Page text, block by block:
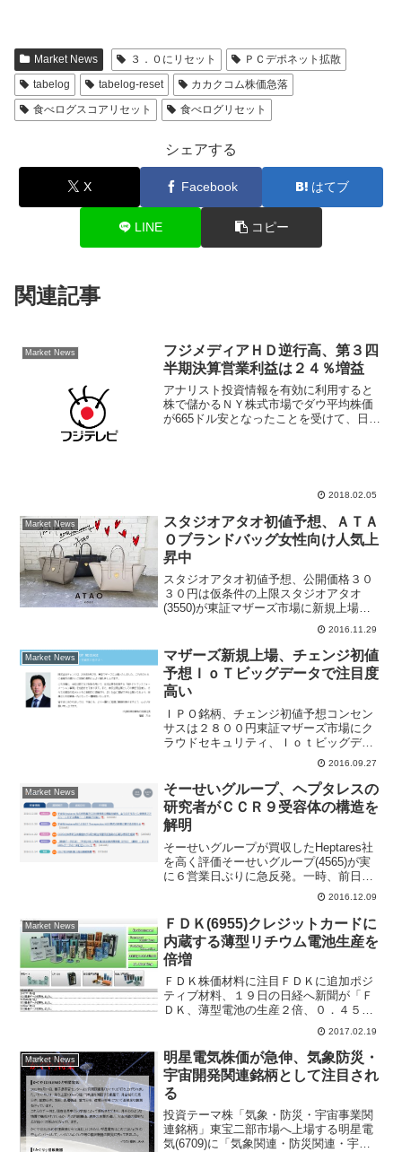
Market News ３．０にリセット
ＰＣデポネット拡散
tabelog
tabelog-reset
カカクコム株価急落
食べログスコアリセット
食べログリセット
シェアする
X Facebook はてブ
LINE コピー
関連記事
Market News
フジメディアＨＤ逆行高、第３四
半期決算営業利益は２４％増益
アナリスト投資情報を有効に利用すると
株で儲かるＮＹ株式市場でダウ平均株価
が665ドル安となったことを受けて、日本
2018.02.05
Market News
スタジオアタオ初値予想、ＡＴＡ
Ｏブランドバッグ女性向け人気上
昇中
スタジオアタオ初値予想、公開価格３０
３０円は仮条件の上限スタジオアタオ
(3550)が東証マザーズ市場に新規上場す
る、ＩＰＯ銘柄は１１月２９日に３社あ
り、スタジオアタオ、ＪＭＣ(5704)、エ
ルテス(3967)といずれも初値予想は好調
なスター...
2016.11.29
Market News
マザーズ新規上場、チェンジ初値
予想ＩｏＴビッグデータで注目度
高い
ＩＰＯ銘柄、チェンジ初値予想コンセン
サスは２８００円東証マザーズ市場にク
ラウドセキュリティ、Ｉｏｔビッグデー
タ、モビリティなどのＩＴサービスを提
供するチェンジ(3962)が新規上場する。
９月２７日はチェンジ、シルバーエッ
グ・テクノロジー(3...
2016.09.27
Market News
そーせいグループ、ヘプタレスの
研究者がＣＣＲ９受容体の構造を
解明
そーせいグループが買収したHeptares社
を高く評価そーせいグループ(4565)が実
に６営業日ぶりに急反発。一時、前日比
７８０円（6.2％）高の１万３２７０円ま
で買われている。同社は８日付で、ケモ
カイン受容体ファミリーの一種であるＣ
ＣＲ９...
2016.12.09
Market News
ＦＤＫ(6955)クレジットカードに
内蔵する薄型リチウム電池生産を
倍増
ＦＤＫ株価材料に注目ＦＤＫに追加ポジ
ティブ材料、１９日の日経へ新聞が「Ｆ
ＤＫ、薄型電池の生産２倍、０．４５ミ
リ、カード向け。」と報じた。低位株で
値動きの早さが週明けの月曜日に想定さ
れる。新聞報道ではＦＤＫはクレジット
カードなどに内蔵する薄型...
2017.02.19
Market News
明星電気株価が急伸、気象防災・
宇宙開発関連銘柄として注目され
る
投資テーマ株「気象・防災・宇宙事業関
連銘柄」東宝二部市場へ上場する明星電
気(6709)に「気象関連・防災関連・宇宙